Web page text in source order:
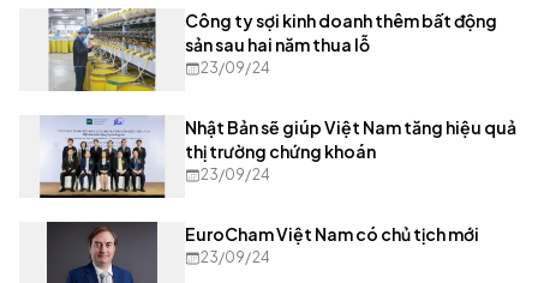
Công ty sợi kinh doanh thêm bất động
sản sau hai năm thua lỗ
23/09/24
Nhật Bản sẽ giúp Việt Nam tăng hiệu quả
thị trường chứng khoán
23/09/24
EuroCham Việt Nam có chủ tịch mới
23/09/24